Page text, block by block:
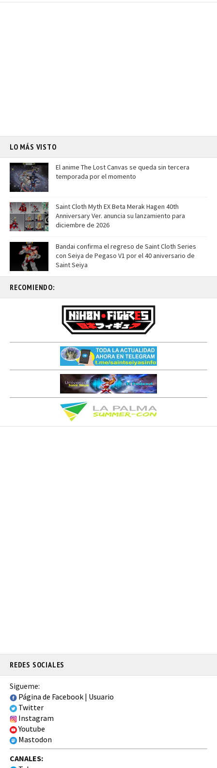
LO MÁS VISTO
El anime The Lost Canvas se queda sin tercera
temporada por el momento
Saint Cloth Myth EX Beta Merak Hagen 40th
Anniversary Ver. anuncia su lanzamiento para
diciembre de 2026
Bandai confirma el regreso de Saint Cloth Series
con Seiya de Pegaso V1 por el 40 aniversario de
Saint Seiya
RECOMIENDO:
REDES SOCIALES
Sigueme:
Página de Facebook | Usuario
Twitter
Instagram
Youtube
Mastodon
CANALES: